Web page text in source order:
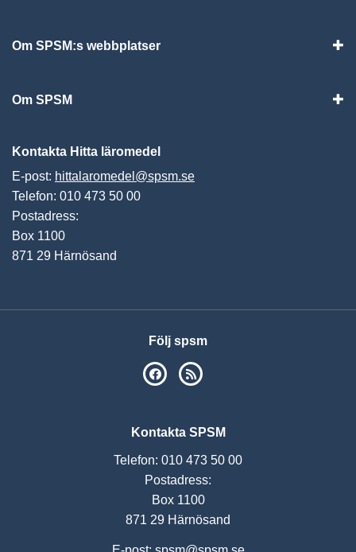
Om SPSM:s webbplatser
Om SPSM
Kontakta Hitta läromedel
E-post: hittalaromedel@spsm.se
Telefon: 010 473 50 00
Postadress:
Box 1100
871 29 Härnösand
Följ spsm
SPSM på Facebook
Kontakta SPSM
Telefon: 010 473 50 00
Postadress:
Box 1100
871 29 Härnösand